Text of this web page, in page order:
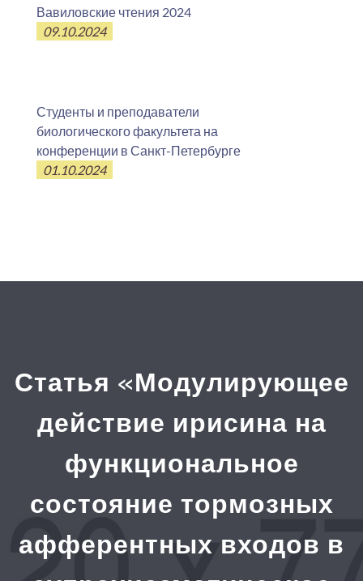
Вавиловские чтения 2024
09.10.2024
Студенты и преподаватели
биологического факультета на
конференции в Санкт-Петербурге
01.10.2024
Статья «Модулирующее
действие ирисина на
функциональное
состояние тормозных
афферентных входов в